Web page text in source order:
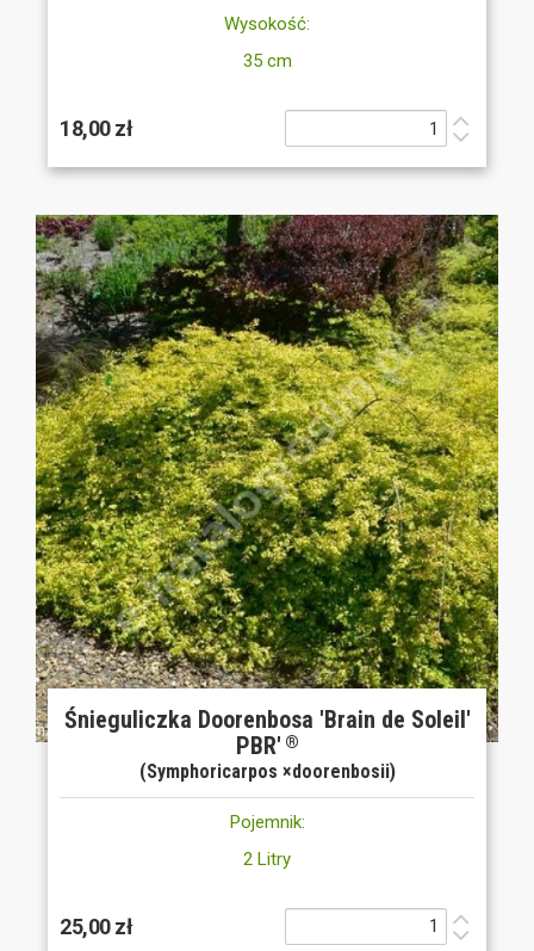
Wysokość:
35 cm
18,00 zł
Śnieguliczka Doorenbosa 'Brain de Soleil'
PBR' ®
(Symphoricarpos ×doorenbosii)
Pojemnik:
2 Litry
25,00 zł